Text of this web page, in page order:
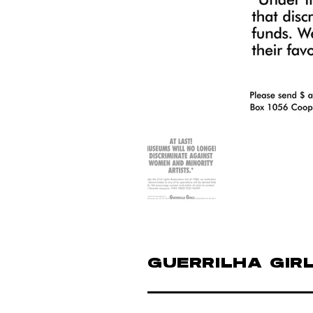
GUERRILHA